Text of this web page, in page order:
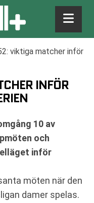
viktiga matcher inför
INFÖR
10 av
och
inför
möten när den
damer spelas.